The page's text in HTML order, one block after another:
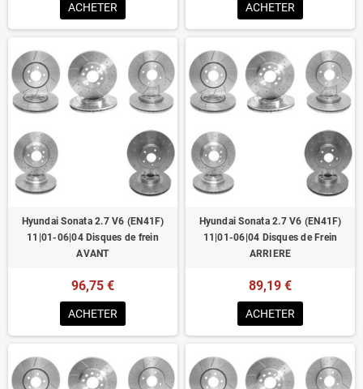
ACHETER ACHETER
Hyundai Sonata 2.7 V6 (EN41F)
11|01-06|04 Disques de frein
AVANT
96,75 €
ACHETER
Hyundai Sonata 2.7 V6 (EN41F)
11|01-06|04 Disques de Frein
ARRIERE
89,19 €
ACHETER